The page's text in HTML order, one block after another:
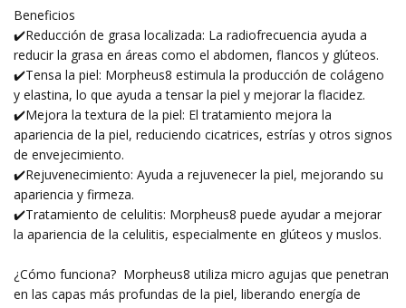
Beneficios
✔️Reducción de grasa localizada: La radiofrecuencia ayuda a
reducir la grasa en áreas como el abdomen, flancos y glúteos.
✔️Tensa la piel: Morpheus8 estimula la producción de colágeno
y elastina, lo que ayuda a tensar la piel y mejorar la flacidez.
✔️Mejora la textura de la piel: El tratamiento mejora la
apariencia de la piel, reduciendo cicatrices, estrías y otros signos
de envejecimiento.
✔️Rejuvenecimiento: Ayuda a rejuvenecer la piel, mejorando su
apariencia y firmeza.
✔️Tratamiento de celulitis: Morpheus8 puede ayudar a mejorar
la apariencia de la celulitis, especialmente en glúteos y muslos.
¿Cómo funciona? Morpheus8 utiliza micro agujas que penetran
en las capas más profundas de la piel, liberando energía de